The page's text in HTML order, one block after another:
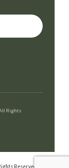
Rights
Reserved.